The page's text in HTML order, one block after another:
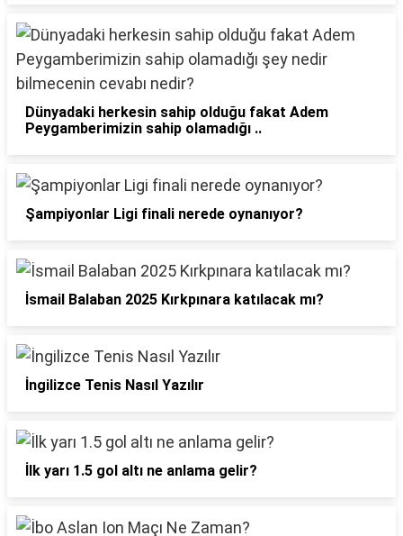
Dünyadaki herkesin sahip olduğu fakat Adem
Peygamberimizin sahip olamadığı ..
Şampiyonlar Ligi finali nerede oynanıyor?
İsmail Balaban 2025 Kırkpınara katılacak mı?
İngilizce Tenis Nasıl Yazılır
İlk yarı 1.5 gol altı ne anlama gelir?